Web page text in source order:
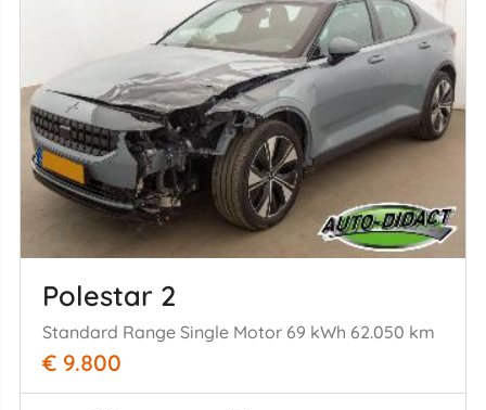
Polestar 2
Standard Range Single Motor 69 kWh 62.050 km
€ 9.800